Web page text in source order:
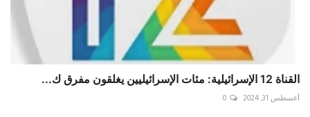
‏القناة 12 الإسرائيلية: مئات الإسرائيليين يغلقون مفرق ك...
أغسطس 31, 2024 0